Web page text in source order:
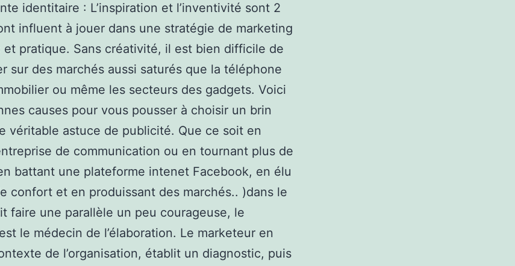
identitaire : L’inspiration et l’inventivité sont 2
influent à jouer dans une stratégie de marketing
pratique. Sans créativité, il est bien difficile de
sur des marchés aussi saturés que la téléphone
ou même les secteurs des gadgets. Voici
causes pour vous pousser à choisir un brin
véritable astuce de publicité. Que ce soit en
de communication ou en tournant plus de
battant une plateforme intenet Facebook, en élu
confort et en produissant des marchés.. )dans le
faire une parallèle un peu courageuse, le
le médecin de l’élaboration. Le marketeur en
de l’organisation, établit un diagnostic, puis